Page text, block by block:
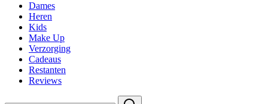
Dames
Heren
Kids
Make Up
Verzorging
Cadeaus
Restanten
Reviews